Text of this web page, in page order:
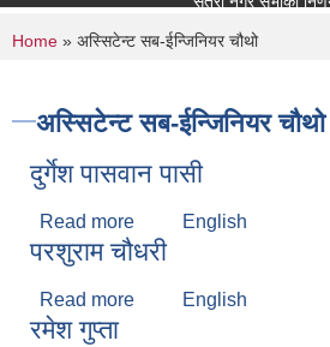
You are here
Home » अस्सिटेन्ट सब-ईन्जिनियर चौथो
अस्सिटेन्ट सब-ईन्जिनियर चौथो
दुर्गेश पासवान पासी
Read more about दुर्गेश पासवान पासी
English
परशुराम चौधरी
Read more about परशुराम चौधरी
English
रमेश गुप्ता